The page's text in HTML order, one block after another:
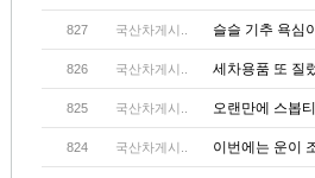
827 국산차게시.. 슬슬 기추 욕심
826 국산차게시.. 세차용품 또 질
825 국산차게시.. 오랜만에 스봅
824 국산차게시.. 이번에는 운이